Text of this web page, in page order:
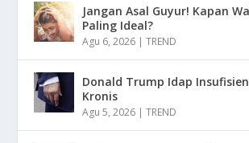
Jangan Asal Guyur! Kapan
Paling Ideal?
Agu 6, 2026 |TREND
Donald Trump Idap
Kronis
Agu 5, 2026 |TREND